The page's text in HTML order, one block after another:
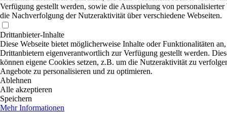
Verfügung gestellt werden, sowie die Ausspielung von
die Nachverfolgung der Nutzeraktivität über verschiedene Webseiten.
Drittanbieter-Inhalte
Diese Webseite bietet möglicherweise Inhalte oder Funktionalitäten
Drittanbietern eigenverantwortlich zur Verfügung gestellt werden.
können eigene Cookies setzen, z.B. um die Nutzeraktivität zu
Angebote zu personalisieren und zu optimieren.
Ablehnen
Alle akzeptieren
Speichern
Mehr Informationen